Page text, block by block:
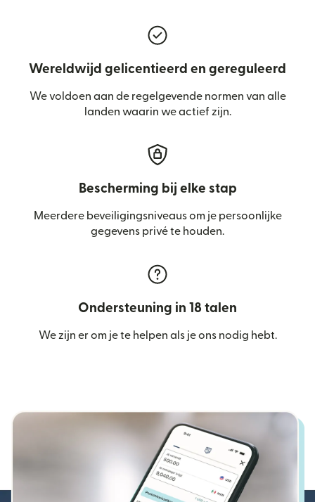
Wereldwijd gelicentieerd en gereguleerd
We voldoen aan de regelgevende normen van alle
landen waarin we actief zijn.
Bescherming bij elke stap
Meerdere beveiligingsniveaus om je persoonlijke
gegevens privé te houden.
Ondersteuning in 18 talen
We zijn er om je te helpen als je ons nodig hebt.